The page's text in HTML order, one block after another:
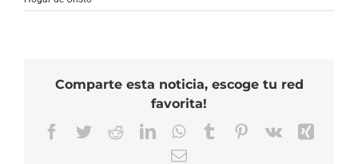
Comparte esta noticia, escoge tu red
favorita!
Facebook
TwitterRedditLinkedInWhatsApp
TumblrPinterest
Vk
Correo